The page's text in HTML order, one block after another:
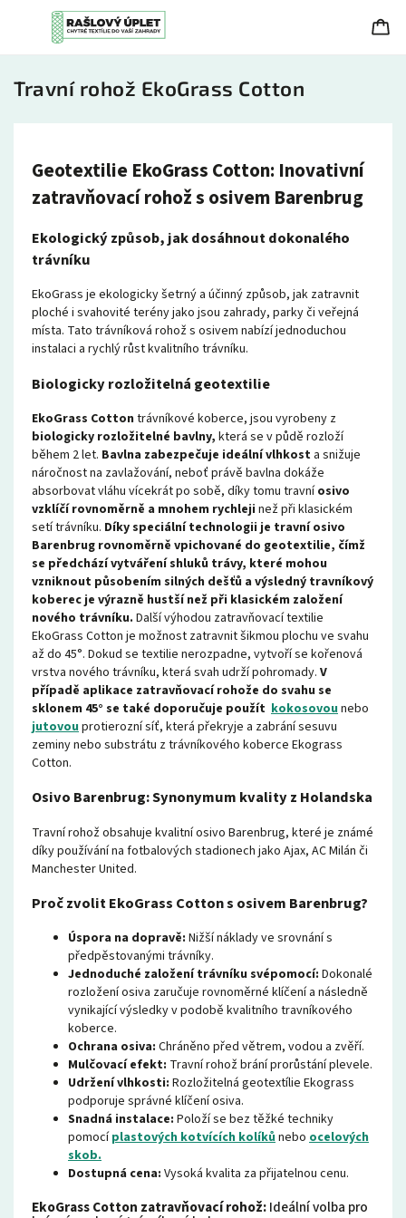
Travní rohož EkoGrass Cotton
Geotextilie EkoGrass Cotton: Inovativní
zatravňovací rohož s osivem Barenbrug
Ekologický způsob, jak dosáhnout dokonalého
trávníku
EkoGrass je ekologicky šetrný a účinný způsob, jak zatravnit
ploché i svahovité terény jako jsou zahrady, parky či veřejná
místa. Tato trávníková rohož s osivem nabízí jednoduchou
instalaci a rychlý růst kvalitního trávníku.
Biologicky rozložitelná geotextilie
EkoGrass Cotton trávníkové koberce, jsou vyrobeny z
biologicky rozložitelné bavlny, která se v půdě rozloží
během 2 let. Bavlna zabezpečuje ideální vlhkost a snižuje
náročnost na zavlažování, neboť právě bavlna dokáže
absorbovat vláhu vícekrát po sobě, díky tomu travníosivo
vzklíčí rovnoměrně a mnohem rychleji než při klasickém
setí trávníku. Díky speciální technologii je travní osivo
Barenbrug rovnoměrně vpichované do geotextilie, čímž
se předchází vytváření shluků trávy, které mohou
vzniknout působením silných dešťů a výsledný travníkový
koberec je výrazně hustší než při klasickém založení
nového trávníku. Další výhodou zatravňovací textilie
EkoGrass Cotton je možnost zatravnit šikmou plochu ve svahu
až do 45°. Dokud se textilie nerozpadne, vytvoří se kořenová
vrstva nového trávníku, která svah udrží pohromady. V
případě aplikace zatravňovací rohože do svahu se
sklonem 45° se také doporučuje použít kokosovou nebo
jutovou protierozní síť, která překryje a zabrání sesuvu
zeminy nebo substrátu z trávníkového koberce Ekograss
Cotton.
Osivo Barenbrug: Synonymum kvality z Holandska
Travní rohož obsahuje kvalitní osivo Barenbrug, které je známé
díky používání na fotbalových stadionech jako Ajax, AC Milán či
Manchester United.
Proč zvolit EkoGrass Cotton s osivem Barenbrug?
Úspora na dopravě: Nižší náklady ve srovnání s
předpěstovanými trávníky.
Jednoduché založení trávníku svépomocí: Dokonalé
rozložení osiva zaručuje rovnoměrné klíčení a následně
vynikající výsledky v podobě kvalitního travníkového
koberce.
Ochrana osiva: Chráněno před větrem, vodou a zvěří.
Mulčovací efekt: Travní rohož brání prorůstání plevele.
Udržení vlhkosti: Rozložitelná geotextílie Ekograss
podporuje správné klíčení osiva.
Snadná instalace: Položí se bez těžké techniky
pomocíplastových kotvících kolíkůnebo ocelových
skob.
Dostupná cena: Vysoká kvalita za přijatelnou cenu.
EkoGrass Cotton zatravňovací rohož:Ideální volba pro